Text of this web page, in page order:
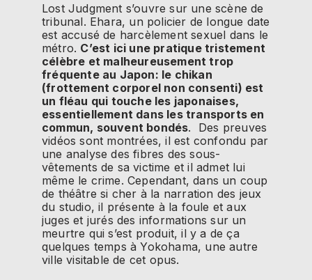
Lost Judgment s’ouvre sur une scène de
tribunal. Ehara, un policier de longue date
est accusé de harcèlement sexuel dans le
métro. C’est ici une pratique tristement
célèbre et malheureusement trop
fréquente au Japon: le chikan
(frottement corporel non consenti) est
un fléau qui touche les japonaises,
essentiellement dans les transports en
commun, souvent bondés. Des preuves
vidéos sont montrées, il est confondu par
une analyse des fibres des sous-
vêtements de sa victime et il admet lui
même le crime. Cependant, dans un coup
de théâtre si cher à la narration des jeux
du studio, il présente à la foule et aux
juges et jurés des informations sur un
meurtre qui s’est produit, il y a de ça
quelques temps à Yokohama, une autre
ville visitable de cet opus.